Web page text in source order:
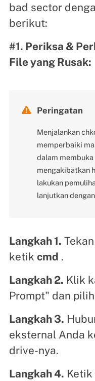
bad sector
berikut:
#1. Periksa &
File yang Rusak:
 Peringatan
Menjalankan
memperbaiki
dalam
mengakibatkan
lakukan
lanjutkan
Langkah 1.
ketik cmd .
Langkah 2. Klik
Prompt" dan
Langkah 3.
eksternal Anda
drive-nya.
Langkah 4. Ketik